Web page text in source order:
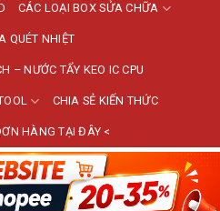
CÁC LOẠI BOX SỬA CHỮA
QUÉT NHIỆT
– NƯỚC TẨY KEO IC CPU
CHIA SẺ KIẾN THỨC
HÀNG TẠI ĐÂY <